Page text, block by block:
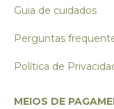
Guia de cuidados
Perguntas
Política de
MEIOS DE